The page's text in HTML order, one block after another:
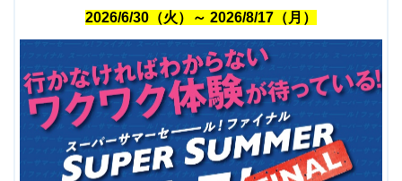
2026/6/30（火）～ 2026/8/17（月）